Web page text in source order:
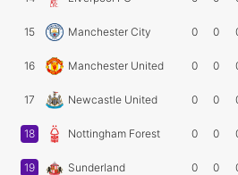
15 Manchester City 0 0
16 Manchester United 0 0
17 Newcastle United 0 0
18 Nottingham Forest 0 0
19 Sunderland 0 0